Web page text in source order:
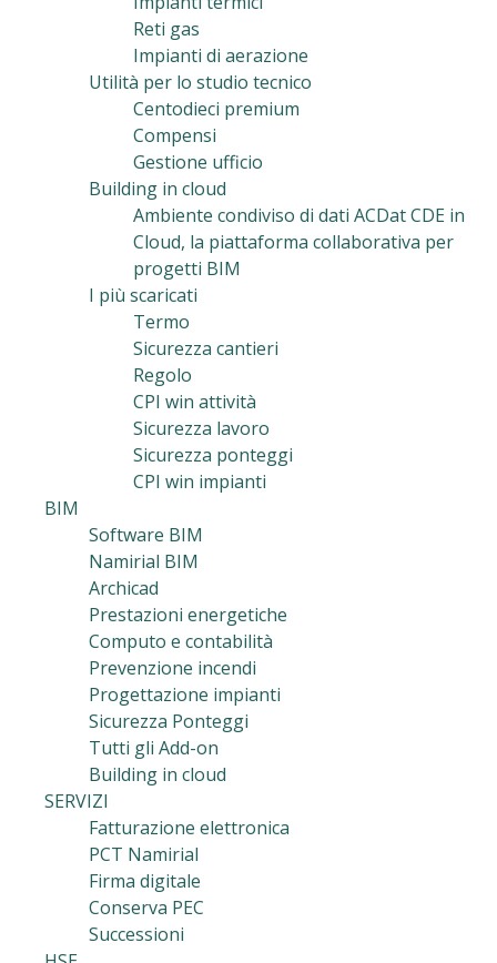
Reti gas
Impianti di aerazione
Utilità per lo studio tecnico
Centodieci premium
Compensi
Gestione ufficio
Building in cloud
Ambiente condiviso di dati ACDat CDE in
Cloud, la piattaforma collaborativa per
progetti BIM
I più scaricati
Termo
Sicurezza cantieri
Regolo
CPI win attività
Sicurezza lavoro
Sicurezza ponteggi
CPI win impianti
BIM
Software BIM
Namirial BIM
Archicad
Prestazioni energetiche
Computo e contabilità
Prevenzione incendi
Progettazione impianti
Sicurezza Ponteggi
Tutti gli Add-on
Building in cloud
SERVIZI
Fatturazione elettronica
PCT Namirial
Firma digitale
Conserva PEC
Successioni